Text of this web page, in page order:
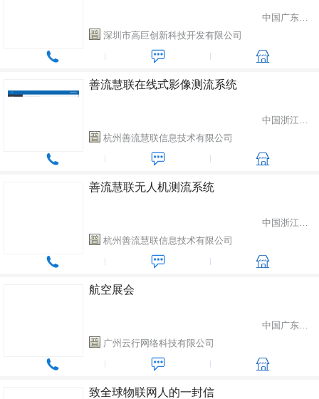
中国广东省深圳市
深圳市高巨创新科技开发有限公司
善流慧联在线式影像测流系统
中国浙江省杭州市
杭州善流慧联信息技术有限公司
善流慧联无人机测流系统
中国浙江省杭州市
杭州善流慧联信息技术有限公司
航空展会
中国广东省广州市
广州云行网络科技有限公司
致全球物联网人的一封信